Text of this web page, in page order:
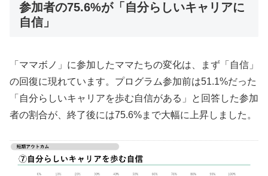
参加者の75.6%が「自分らしいキャリアに
自信」
「ママボノ」に参加したママたちの変化は、まず「自信」
の回復に現れています。プログラム参加前は51.1%だった
「自分らしいキャリアを歩む自信がある」と回答した参加
者の割合が、終了後には75.6%まで大幅に上昇しました。